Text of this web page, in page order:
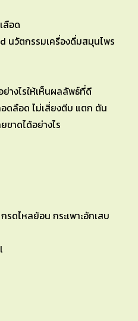
ลือด
นวัตกรรมเครื่องดื่มสมุนไพร
ย่างไรให้เห็นผลลัพธ์ที่ดี
ดลือด ไม่เสี่ยงตีบ แตก ตัน
ขาดได้อย่างไร
ดไหลย้อน กระเพาะอักเสบ